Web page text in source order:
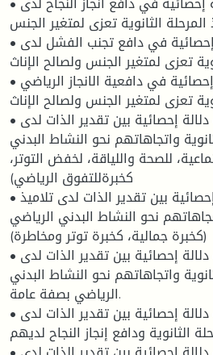
المرحلة الثانوية تعزى لمتغير الجنس.
• توجد فروق ذات دلالة إحصائية في دافع تجنب الفشل لدى
تعزى لمتغير الجنس ولصالح الإناث.
• توجد فروق ذات دلالة إحصائية في دافعية الانجاز الرياضي
تعزى لمتغير الجنس ولصالح الإناث.
• توجد علاقة موجبة ذات دلالة إحصائية بين تقدير الذات لدى
واتجاهاتهم نحو النشاط البدني
للصحة واللياقة، لخفض التوتر،
كخبرةللتفوق الرياضي)
• لا توجد علاقة ذات دلالة إحصائية بين تقدير الذات لدى تلاميذ
نحو النشاط البدني الرياضي
(كخبرة جمالية، كخبرة توتر ومخاطرة)
• توجد علاقة موجبة ذات دلالة إحصائية بين تقدير الذات لدى
واتجاهاتهم نحو النشاط البدني
الرياضي بصفة عامة.
• توجد علاقة موجبة ذات دلالة إحصائية بين تقدير الذات لدى
الثانوية ودافع إنجاز النجاح لديهم.